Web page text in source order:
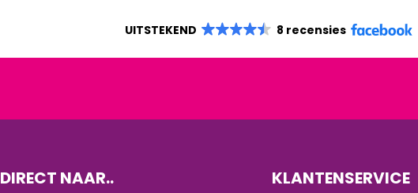
UITSTEKEND 8 recensies
DIRECT NAAR.. KLANTENSERVICE